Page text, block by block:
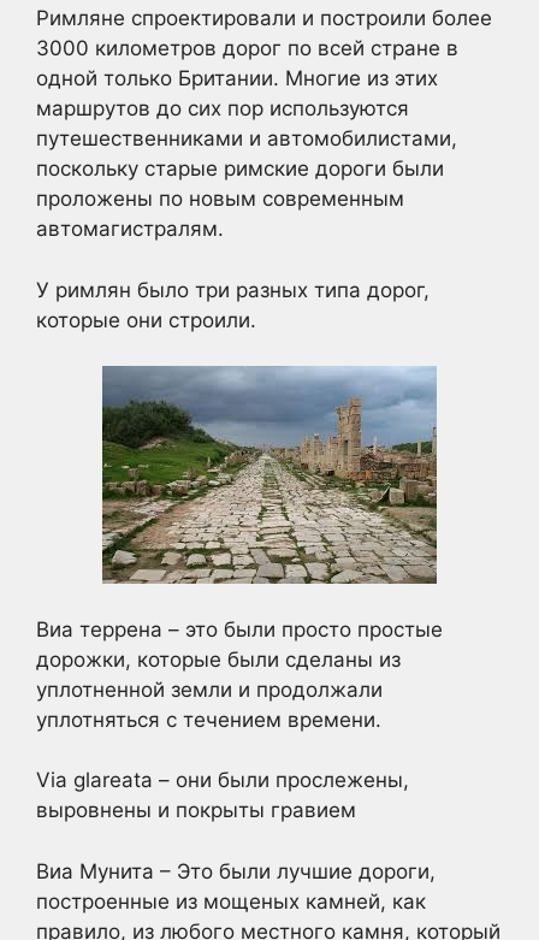
Римляне спроектировали и построили более
3000 километров дорог по всей стране в
одной только Британии. Многие из этих
маршрутов до сих пор используются
путешественниками и автомобилистами,
поскольку старые римские дороги были
проложены по новым современным
автомагистралям.
У римлян было три разных типа дорог,
которые они строили.
Виа террена – это были просто простые
дорожки, которые были сделаны из
уплотненной земли и продолжали
уплотняться с течением времени.
Via glareata – они были прослежены,
выровнены и покрыты гравием
Виа Мунита – Это были лучшие дороги,
построенные из мощеных камней, как
правило, из любого местного камня, который